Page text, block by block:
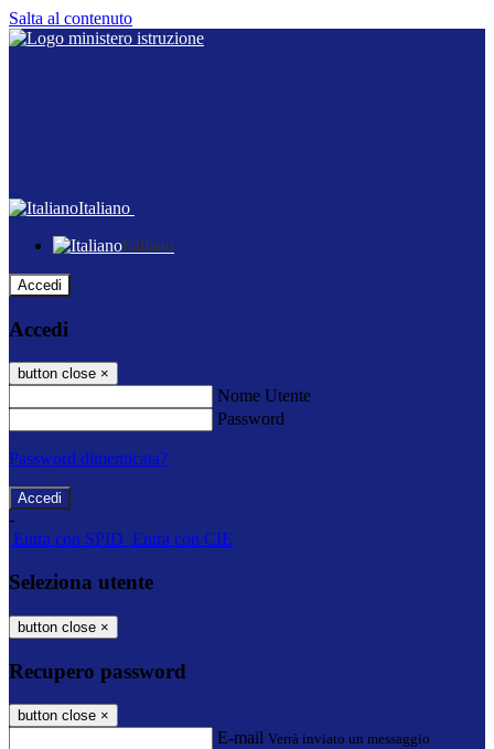
Salta al contenuto
Italiano
Italiano
Accedi
Accedi
button close ×
Nome Utente
Password
Password dimenticata?
-
Entra con SPID Entra con CIE
Seleziona utente
button close ×
Recupero password
button close ×
E-mail Verrà inviato un messaggio